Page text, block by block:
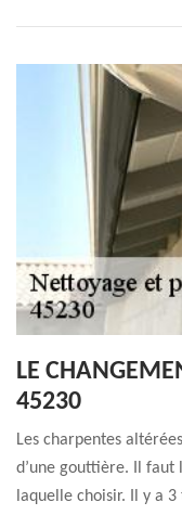
LE
45230
Les charpentes
d’une gouttière. Il faut
laquelle choisir. Il y a